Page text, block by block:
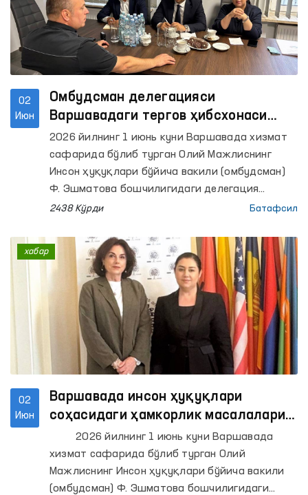
02
Июн
Омбудсман делегацияси
Варшавадаги тергов ҳибсхонаси
фаолияти билан танишди
2026 йилнинг 1 июнь куни Варшавада хизмат
сафарида бўлиб турган Олий Мажлиснинг
Инсон ҳуқуқлари бўйича вакили (омбудсман)
Ф. Эшматова бошчилигидаги делегация
“Варшава-Бялоленка” тергов ҳибсхонаси
2438 Кўрди Батафсил
02
Июн
Варшавада инсон ҳуқуқлари
соҳасидаги ҳамкорлик масалалари
муҳокама қилинди
2026 йилнинг 1 июнь куни Варшавада
хизмат сафарида бўлиб турган Олий
Мажлиснинг Инсон ҳуқуқлари бўйича вакили
(омбудсман) Ф. Эшматова бошчилигидаги
хабар